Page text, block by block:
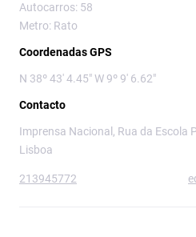
Autocarros: 58
Metro: Rato
Coordenadas GPS
N 38º 43' 4.45" W 9º 9' 6.62"
Contacto
Imprensa Nacional, Rua da Escola
Lisboa
213945772